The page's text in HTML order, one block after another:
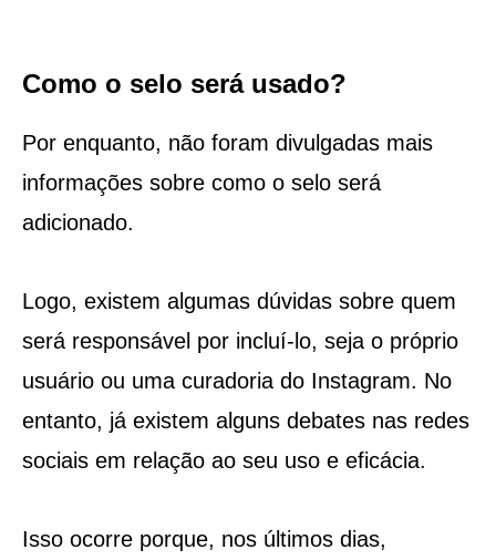
Como o selo será usado?
Por enquanto, não foram divulgadas mais
informações sobre como o selo será
adicionado.
Logo, existem algumas dúvidas sobre quem
será responsável por incluí-lo, seja o próprio
usuário ou uma curadoria do Instagram. No
entanto, já existem alguns debates nas redes
sociais em relação ao seu uso e eficácia.
Isso ocorre porque, nos últimos dias,